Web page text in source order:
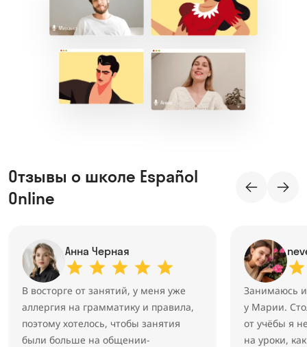
Отзывы о школе Español
Online
Анна Черная
В восторге от занятий, у меня уже
аллергия на грамматику и правила,
поэтому хотелось, чтобы занятия
были больше на общении-
Занимаюсь
у Марии.
от учёбы я
на уроки,